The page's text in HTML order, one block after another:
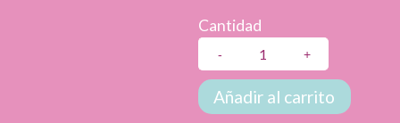
Cantidad
Térmico
Anya
Svakom
Añadir al carrito